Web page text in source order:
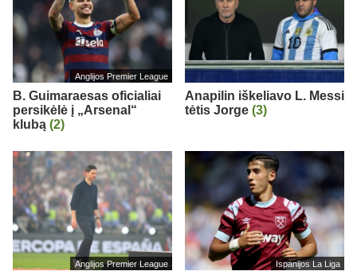
Anglijos Premier League
B. Guimaraesas oficialiai
persikėlė į „Arsenal“
klubą (2)
Anapilin iškeliavo L. Messi
tėtis Jorge (3)
Anglijos Premier League Ispanijos La Liga